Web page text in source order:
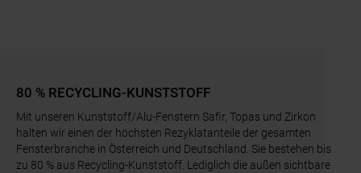
80 % RECYCLING-KUNSTSTOFF
Mit unseren Kunststoff/Alu-Fenstern Safir, Topas und Zirkon
halten wir einen der höchsten Rezyklatanteile der gesamten
Fensterbranche in Österreich und Deutschland. Sie bestehen bis
zu 80 % aus Recycling-Kunststoff. Lediglich die außen sichtbare